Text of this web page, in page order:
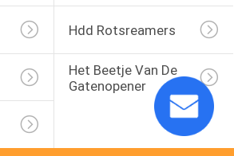
Hdd Rotsreamers
Het Beetje Van De
Gatenopener